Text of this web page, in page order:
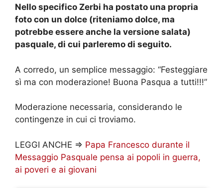
Nello specifico Zerbi ha postato una propria
foto con un dolce (riteniamo dolce, ma
potrebbe essere anche la versione salata)
pasquale, di cui parleremo di seguito.
A corredo, un semplice messaggio: “Festeggiare
sì ma con moderazione! Buona Pasqua a tutti!!!”
Moderazione necessaria, considerando le
contingenze in cui ci troviamo.
LEGGI ANCHE => Papa Francesco durante il
Messaggio Pasquale pensa ai popoli in guerra,
ai poveri e ai giovani